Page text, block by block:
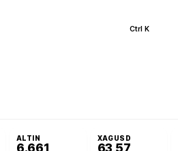
Ctrl K
ALTIN
6.661
XAGUSD
63,57